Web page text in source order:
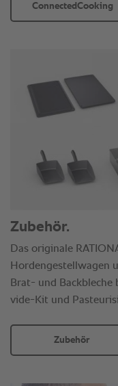
ConnectedCooking
Zubehör.
Das originale
Hordengestellwagen
Brat- und Backbleche
vide-Kit und
Zubehör